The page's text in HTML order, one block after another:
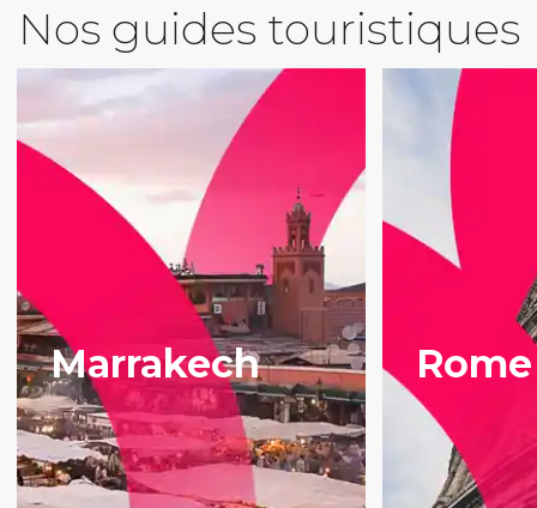
Nos guides touristiques
Marrakech Rome